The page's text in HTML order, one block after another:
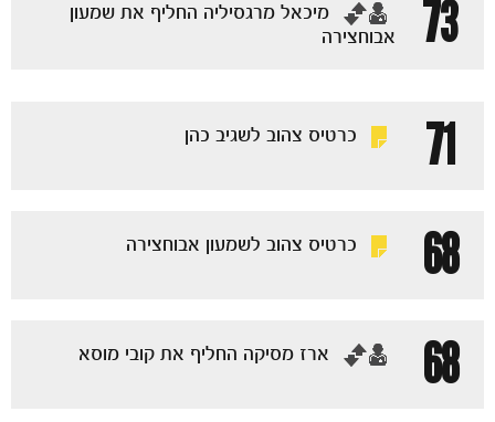
73
‏מיכאל מרגסיליה החליף את שמעון
אבוחצירה
71 כרטיס צהוב לשגיב כהן
68 כרטיס צהוב לשמעון אבוחצירה
68 ‏ארז מסיקה החליף את קובי מוסא